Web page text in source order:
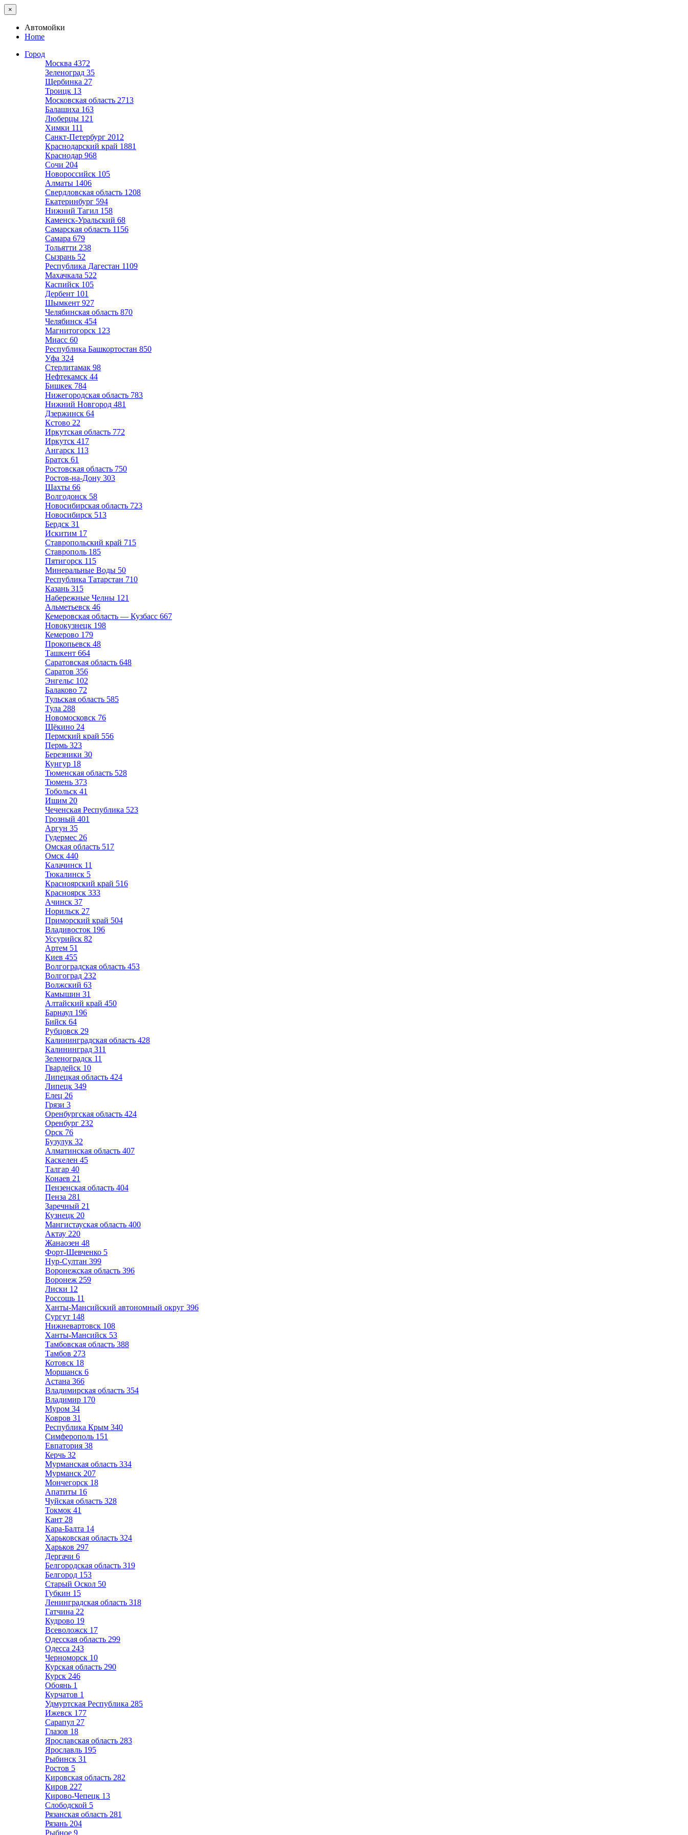
×
Автомойки
Home
Город
Москва 4372
Зеленоград 35
Щербинка 27
Троицк 13
Московская область 2713
Балашиха 163
Люберцы 121
Химки 111
Санкт-Петербург 2012
Краснодарский край 1881
Краснодар 968
Сочи 204
Новороссийск 105
Алматы 1406
Свердловская область 1208
Екатеринбург 594
Нижний Тагил 158
Каменск-Уральский 68
Самарская область 1156
Самара 679
Тольятти 238
Сызрань 52
Республика Дагестан 1109
Махачкала 522
Каспийск 105
Дербент 101
Шымкент 927
Челябинская область 870
Челябинск 454
Магнитогорск 123
Миасс 60
Республика Башкортостан 850
Уфа 324
Стерлитамак 98
Нефтекамск 44
Бишкек 784
Нижегородская область 783
Нижний Новгород 481
Дзержинск 64
Кстово 22
Иркутская область 772
Иркутск 417
Ангарск 113
Братск 61
Ростовская область 750
Ростов-на-Дону 303
Шахты 66
Волгодонск 58
Новосибирская область 723
Новосибирск 513
Бердск 31
Искитим 17
Ставропольский край 715
Ставрополь 185
Пятигорск 115
Минеральные Воды 50
Республика Татарстан 710
Казань 315
Набережные Челны 121
Альметьевск 46
Кемеровская область — Кузбасс 667
Новокузнецк 198
Кемерово 179
Прокопьевск 48
Ташкент 664
Саратовская область 648
Саратов 356
Энгельс 102
Балаково 72
Тульская область 585
Тула 288
Новомосковск 76
Щёкино 24
Пермский край 556
Пермь 323
Березники 30
Кунгур 18
Тюменская область 528
Тюмень 373
Тобольск 41
Ишим 20
Чеченская Республика 523
Грозный 401
Аргун 35
Гудермес 26
Омская область 517
Омск 440
Калачинск 11
Тюкалинск 5
Красноярский край 516
Красноярск 333
Ачинск 37
Норильск 27
Приморский край 504
Владивосток 196
Уссурийск 82
Артем 51
Киев 455
Волгоградская область 453
Волгоград 232
Волжский 63
Камышин 31
Алтайский край 450
Барнаул 196
Бийск 64
Рубцовск 29
Калининградская область 428
Калининград 311
Зеленоградск 11
Гвардейск 10
Липецкая область 424
Липецк 349
Елец 26
Грязи 3
Оренбургская область 424
Оренбург 232
Орск 76
Бузулук 32
Алматинская область 407
Каскелен 45
Талгар 40
Конаев 21
Пензенская область 404
Пенза 281
Заречный 21
Кузнецк 20
Мангистауская область 400
Актау 220
Жанаозен 48
Форт-Шевченко 5
Нур-Султан 399
Воронежская область 396
Воронеж 259
Лиски 12
Россошь 11
Ханты-Мансийский автономный округ 396
Сургут 148
Нижневартовск 108
Ханты-Мансийск 53
Тамбовская область 388
Тамбов 273
Котовск 18
Моршанск 6
Астана 366
Владимирская область 354
Владимир 170
Муром 34
Ковров 31
Республика Крым 340
Симферополь 151
Евпатория 38
Керчь 32
Мурманская область 334
Мурманск 207
Мончегорск 18
Апатиты 16
Чуйская область 328
Токмок 41
Кант 28
Кара-Балта 14
Харьковская область 324
Харьков 297
Дергачи 6
Белгородская область 319
Белгород 153
Старый Оскол 50
Губкин 15
Ленинградская область 318
Гатчина 22
Кудрово 19
Всеволожск 17
Одесская область 299
Одесса 243
Черноморск 10
Курская область 290
Курск 246
Обоянь 1
Курчатов 1
Удмуртская Республика 285
Ижевск 177
Сарапул 27
Глазов 18
Ярославская область 283
Ярославль 195
Рыбинск 31
Ростов 5
Кировская область 282
Киров 227
Кирово-Чепецк 13
Слободской 5
Рязанская область 281
Рязань 204
Рыбное 9